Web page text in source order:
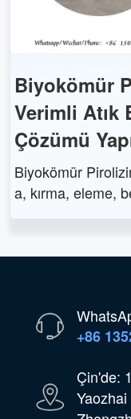
Biyokömür
Verimli Atık
Çözümü
Biyokömür
a, kırma, eleme,
te verimli atık
+86
Çin'de: